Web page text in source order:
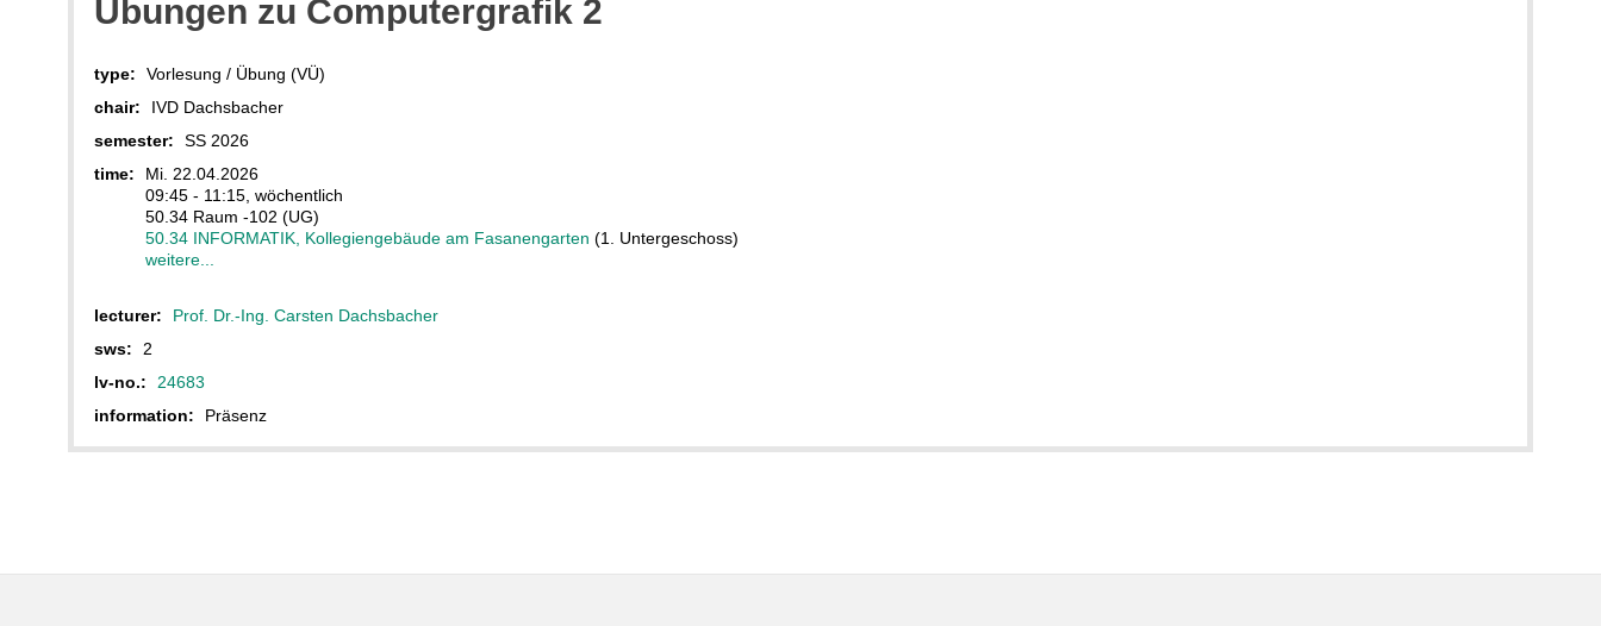
Übungen zu Computergrafik 2
type:
Vorlesung / Übung (VÜ)
chair:
IVD Dachsbacher
semester:
SS 2026
time:
Mi. 22.04.2026
09:45 - 11:15, wöchentlich
50.34 Raum -102 (UG)
50.34 INFORMATIK, Kollegiengebäude am Fasanengarten (1. Untergeschoss)
weitere...
lecturer:
Prof. Dr.-Ing. Carsten Dachsbacher
sws:
2
lv-no.:
24683
information:
Präsenz